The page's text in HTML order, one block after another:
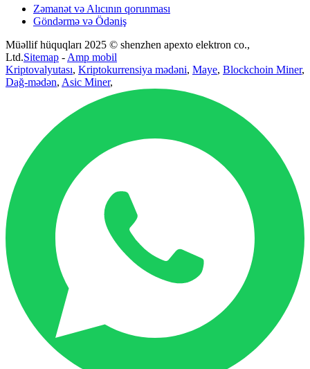
Zəmanət və Alıcının qorunması
Göndərmə və Ödəniş
Müəllif hüquqları 2025 © shenzhen apexto elektron co.,
Ltd.Sitemap - Amp mobil
Kriptovalyutası, Kriptokurrensiya mədəni, Maye, Blockchoin Miner,
Dağ-mədən, Asic Miner,